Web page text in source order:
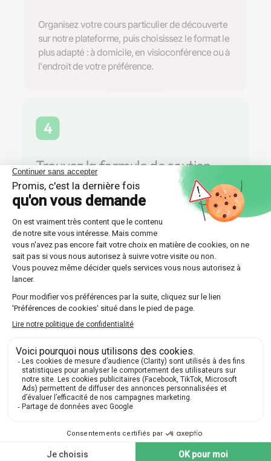
Organisez votre cours particulier de découverte
sur notre plateforme, puis choisissez le format le
plus adapté : à domicile, en visioconférence ou à
l'endroit de votre préférence.
4
Trouvez la formule de soutien
scolaire parfaite
Optez pour l'une des multiples formules offertes
par Les Sherpas, que ce soit un suivi continu sur
toute l'année ou un stage intensif plus court.
Découvrir nos professeurs
Réponses aux questions
🔍